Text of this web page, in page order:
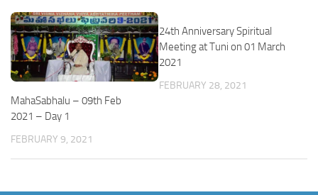
MahaSabhalu – 09th Feb
2021 – Day 1
FEBRUARY 9, 2021
24th Anniversary Spiritual
Meeting at Tuni on 01 March
2021
FEBRUARY 28, 2021